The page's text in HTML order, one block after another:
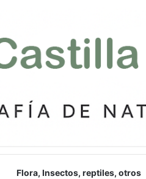
Flora, Insectos, reptiles, otros